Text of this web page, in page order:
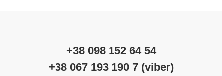
+38 098 152 64 54
+38 067 193 190 7 (viber)